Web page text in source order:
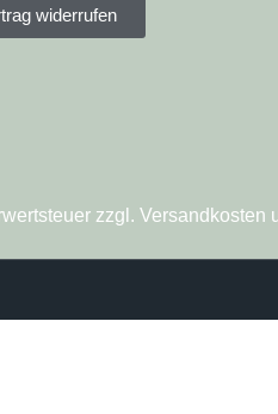
widerrufen
zzgl.